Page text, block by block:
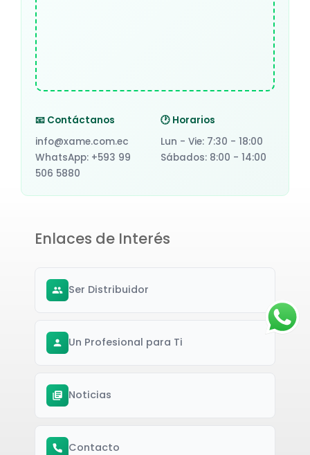
📧 Contáctanos
info@xame.com.ec
WhatsApp: +593 99
506 5880
🕐 Horarios
Lun - Vie: 7:30 - 18:00
Sábados: 8:00 - 14:00
Enlaces de Interés
Ser Distribuidor
Un Profesional para Ti
Noticias
Contacto